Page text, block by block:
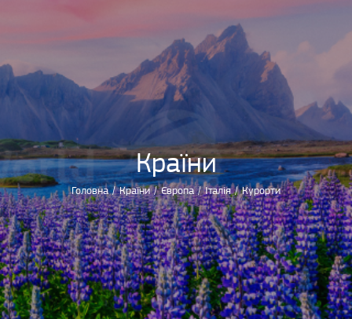
Країни
Головна / Країни / Європа / Італія / Курорти